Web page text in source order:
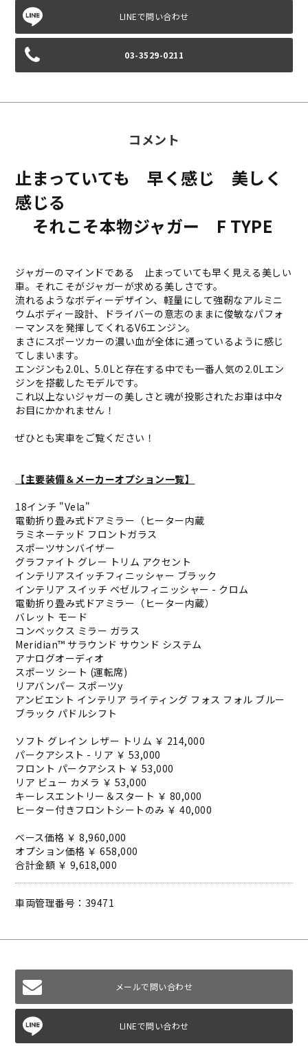
03-3529-0211
コメント
止まっていても 早く感じ 美しく
感じる
それこそ本物ジャガー F TYPE
ジャガーのマインドである 止まっていても早く見える美しい
車。それこそがジャガーが求める美しさです。
流れるようなボディーデザイン、軽量にして強靭なアルミニ
ウムボディー設計、ドライバーの意志のままに俊敏なパフォ
ーマンスを発揮してくれるV6エンジン。
まさにスポーツカーの濃い血が全体に通っているように感じ
てしまいます。
エンジンも2.0L、5.0Lと存在する中でも一番人気の2.0Lエン
ジンを搭載したモデルです。
これ以上ないジャガーの美しさと魂が投影されたお車は中々
お目にかかれません！
ぜひとも実車をご覧ください！
【主要装備＆メーカーオプション一覧】
18インチ "Vela"
電動折り畳み式ドアミラー（ヒーター内蔵
ラミネーテッド フロントガラス
スポーツサンバイザー
グラファイト グレー トリム アクセント
インテリアスイッチフィニッシャー ブラック
インテリア スイッチ ベゼルフィニッシャー - クロム
電動折り畳み式ドアミラー（ヒーター内蔵）
バレット モード
コンベックス ミラー ガラス
Meridian™ サラウンド サウンド システム
アナログオーディオ
スポーツ シート (運転席)
リアバンパー スポーツy
アンビエント インテリア ライティング フォス フォル ブルー
ブラック パドルシフト
ソフト グレイン レザー トリム ￥ 214,000
パークアシスト - リア ￥ 53,000
フロント パークアシスト ￥ 53,000
リア ビュー カメラ ￥ 53,000
キーレスエントリー＆スタート ￥ 80,000
ヒーター付きフロントシートのみ ￥ 40,000
ベース価格 ￥ 8,960,000
オプション価格 ￥ 658,000
合計金額 ￥ 9,618,000
車両管理番号：39471
メールで問い合わせ